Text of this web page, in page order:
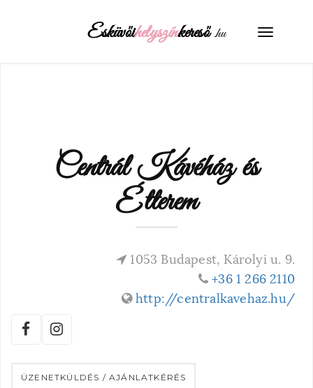
Toggle
Esküvőihelyszínkereső .hu
Centrál Kávéház és
Étterem
1053 Budapest, Károlyi u. 9.
+36 1 266 2110
http://centralkavehaz.hu/
ÜZENETKÜLDÉS / AJÁNLATKÉRÉS